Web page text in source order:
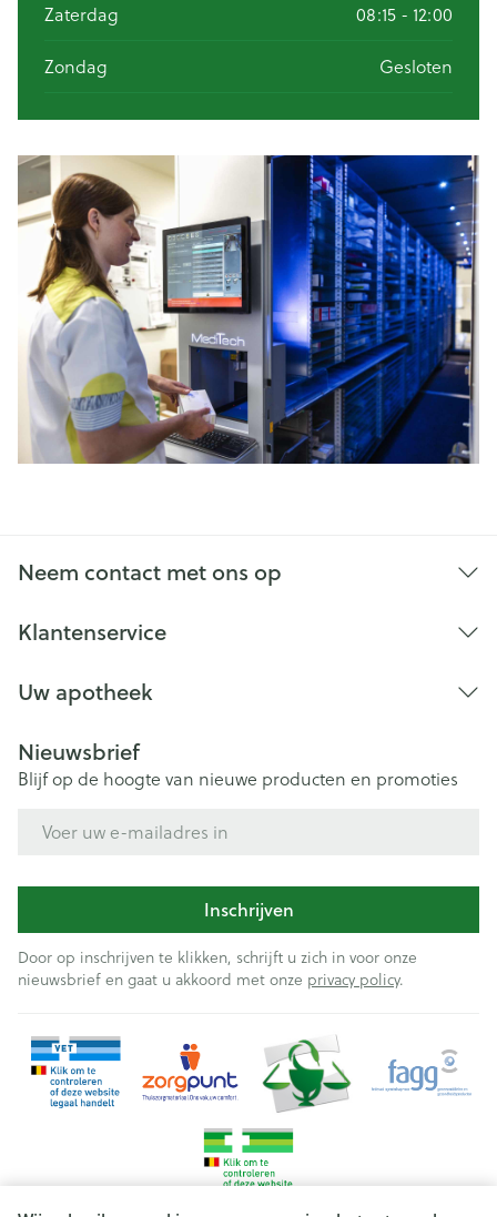
Zaterdag 08:15 - 12:00
Zondag Gesloten
Neem contact met ons op
Klantenservice
Uw apotheek
Nieuwsbrief
Blijf op de hoogte van nieuwe producten en promoties
Inschrijven
Door op inschrijven te klikken, schrijft u zich in voor onze
nieuwsbrief en gaat u akkoord met onze privacy policy.